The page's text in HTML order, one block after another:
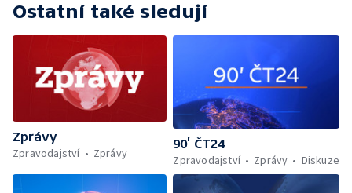
Ostatní také sledují
Zprávy
Zpravodajství
Zprávy
90’ ČT24
Zpravodajství
Zprávy Diskuze